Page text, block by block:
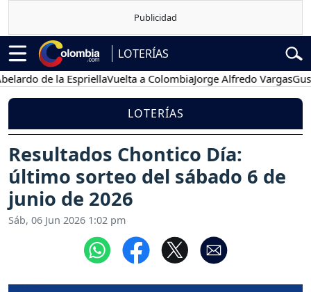
LOTERÍAS
de la EspriellaVuelta a ColombiaJorge Alfredo VargasGustavo
LOTERÍAS
Resultados Chontico Día:
último sorteo del sábado 6 de
junio de 2026
Sáb, 06 Jun 2026 1:02 pm